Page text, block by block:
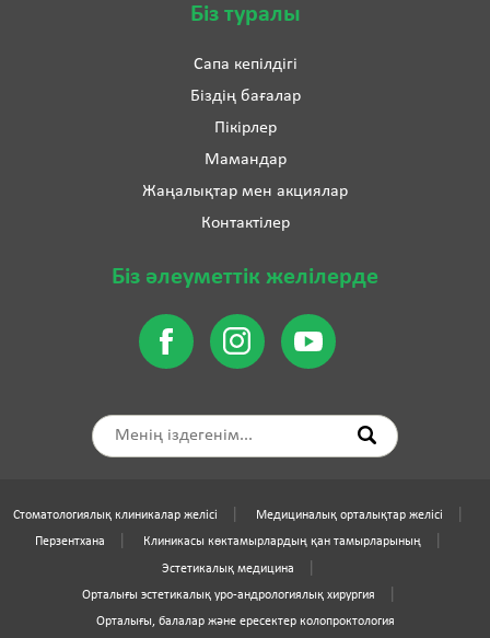
Біз туралы
Сапа кепілдігі
Біздің бағалар
Пікірлер
Мамандар
Жаңалықтар мен акциялар
Контактілер
Біз әлеуметтік желілерде
Стоматологиялық клиникалар желісі Медициналық орталықтар желісі
Перзентхана Клиникасы көктамырлардың қан тамырларының
Эстетикалық медицина
Орталығы эстетикалық уро-андрологиялық хирургия
Орталығы, балалар және ересектер колопроктология